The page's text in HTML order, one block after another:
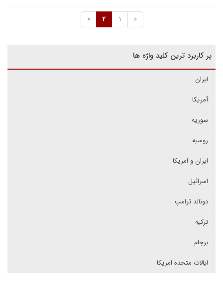
«
1
2
»
پر کاربرد ترین کلید واژه ها
ایران
آمریکا
سوریه
روسیه
ایران و امریکا
اسرائیل
دونالد ترامپ
ترکیه
برجام
ایالات متحده امریکا